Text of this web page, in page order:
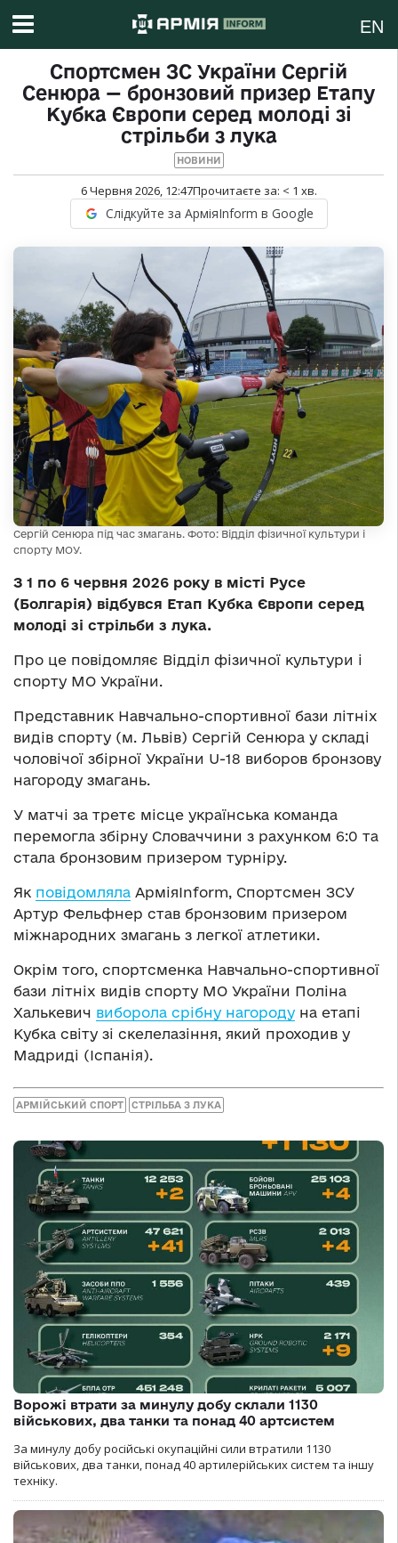
EN
Спортсмен ЗС України Сергій
Сенюра — бронзовий призер Етапу
Кубка Європи серед молоді зі
стрільби з лука
НОВИНИ
6 Червня 2026, 12:47Прочитаєте за: < 1 хв.
Слідкуйте за АрміяInform в Google
Сергій Сенюра під час змагань. Фото: Відділ фізичної культури і
спорту МОУ.
З 1 по 6 червня 2026 року в місті Русе
(Болгарія) відбувся Етап Кубка Європи серед
молоді зі стрільби з лука.
Про це повідомляє Відділ фізичної культури і
спорту МО України.
Представник Навчально-спортивної бази літніх
видів спорту (м. Львів) Сергій Сенюра у складі
чоловічої збірної України U-18 виборов бронзову
нагороду змагань.
У матчі за третє місце українська команда
перемогла збірну Словаччини з рахунком 6:0 та
стала бронзовим призером турніру.
Як повідомляла АрміяInform, Спортсмен ЗСУ
Артур Фельфнер став бронзовим призером
міжнародних змагань з легкої атлетики.
Окрім того, спортсменка Навчально-спортивної
бази літніх видів спорту МО України Поліна
Халькевич виборола срібну нагороду на етапі
Кубка світу зі скелелазіння, який проходив у
Мадриді (Іспанія).
АРМІЙСЬКИЙ СПОРТ СТРІЛЬБА З ЛУКА
Ворожі втрати за минулу добу склали 1130
військових, два танки та понад 40 артсистем
За минулу добу російські окупаційні сили втратили 1130
військових, два танки, понад 40 артилерійських систем та іншу
техніку.